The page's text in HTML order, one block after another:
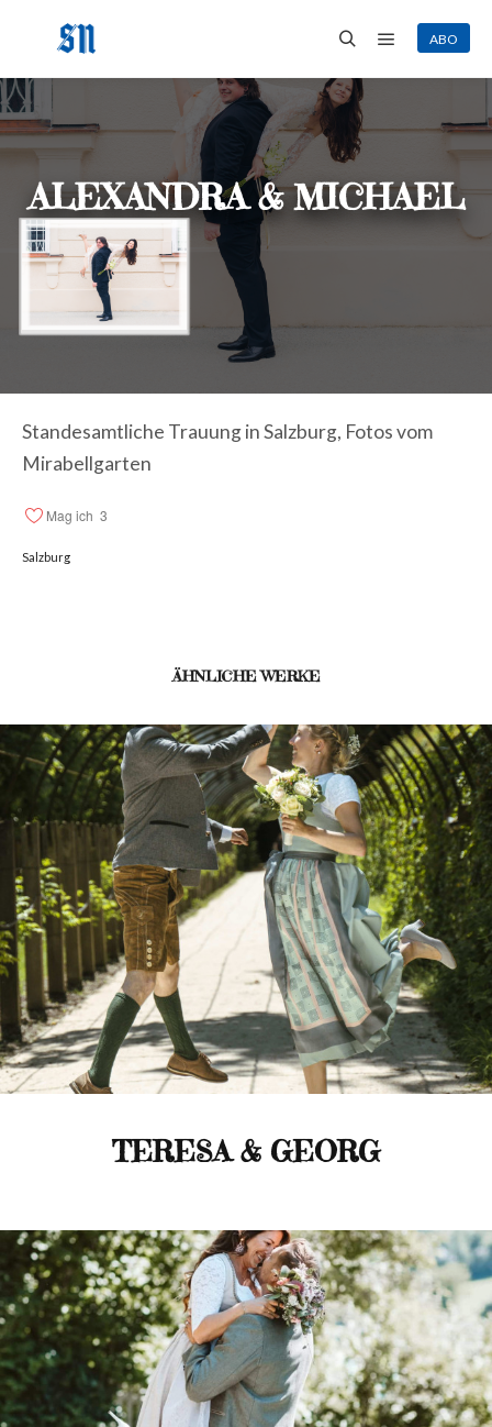
ABO
ALEXANDRA & MICHAEL
Standesamtliche Trauung in Salzburg, Fotos vom
Mirabellgarten
Mag ich 3
Salzburg
ÄHNLICHE WERKE
TERESA & GEORG